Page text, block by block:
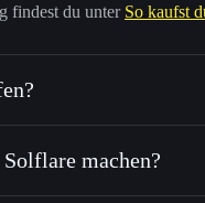
findest du unter So kaufst
machen?